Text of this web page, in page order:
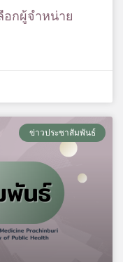
อกผู้จำหน่าย
ข่าวประชาสัมพันธ์